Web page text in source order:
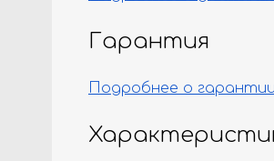
Гарантия
Подробнее о гарантии